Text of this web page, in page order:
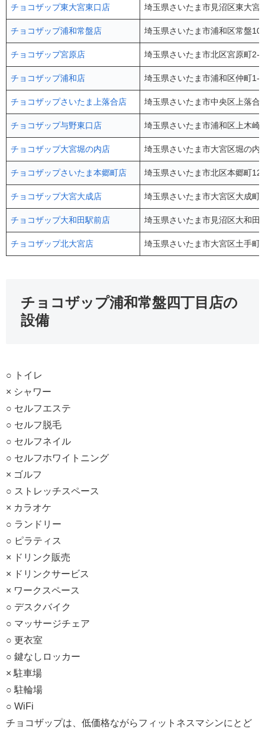
チョコザップ東大宮東口店 埼玉県さいたま市見沼区東大
チョコザップ浦和常盤店 埼玉県さいたま市浦和区常盤
チョコザップ宮原店 埼玉県さいたま市北区宮原町
チョコザップ浦和店 埼玉県さいたま市浦和区仲町
チョコザップさいたま上落合店 埼玉県さいたま市中央区上落
チョコザップ与野東口店 埼玉県さいたま市浦和区上木
チョコザップ大宮堀の内店 埼玉県さいたま市大宮区堀の
チョコザップさいたま本郷町店 埼玉県さいたま市北区本郷
チョコザップ大宮大成店 埼玉県さいたま市大宮区大成
チョコザップ大和田駅前店 埼玉県さいたま市⾒沼区⼤和
チョコザップ北大宮店 埼玉県さいたま市大宮区土手
チョコザップ浦和常盤四丁目店の
設備
○ トイレ
× シャワー
○ セルフエステ
○ セルフ脱毛
○ セルフネイル
○ セルフホワイトニング
× ゴルフ
○ ストレッチスペース
× カラオケ
○ ランドリー
○ ピラティス
× ドリンク販売
× ドリンクサービス
× ワークスペース
○ デスクバイク
○ マッサージチェア
○ 更衣室
○ 鍵なしロッカー
× 駐車場
○ 駐輪場
○ WiFi
チョコザップは、低価格ながらフィットネスマシンにとど